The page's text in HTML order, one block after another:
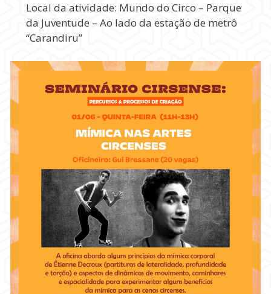
Local da atividade: Mundo do Circo – Parque
da Juventude – Ao lado da estação de metrô
“Carandiru”